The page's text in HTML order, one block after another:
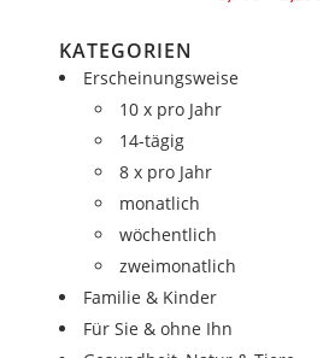
auf
der
Produktseite
gewählt
werden
Varianten
auf.
Optionen
können
Produktseite
gewählt
werden
KATEGORIEN
Erscheinungsweise
10 x pro Jahr
14-tägig
8 x pro Jahr
monatlich
wöchentlich
zweimonatlich
Familie & Kinder
Für Sie & ohne Ihn